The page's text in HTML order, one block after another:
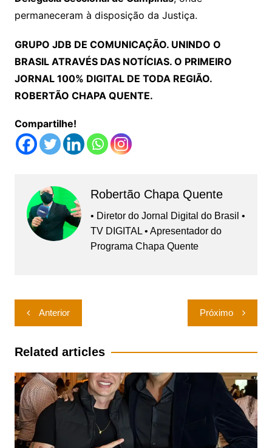
permaneceram à disposição da Justiça.
GRUPO JDB DE COMUNICAÇÃO. UNINDO O
BRASIL ATRAVÉS DAS NOTÍCIAS. O PRIMEIRO
JORNAL 100% DIGITAL DE TODA REGIÃO.
ROBERTÃO CHAPA QUENTE.
Compartilhe!
Robertão Chapa Quente
• Diretor do Jornal Digital do Brasil •
TV DIGITAL • Apresentador do
Programa Chapa Quente
Navegação
de
Post
Anterior Próximo
Related articles